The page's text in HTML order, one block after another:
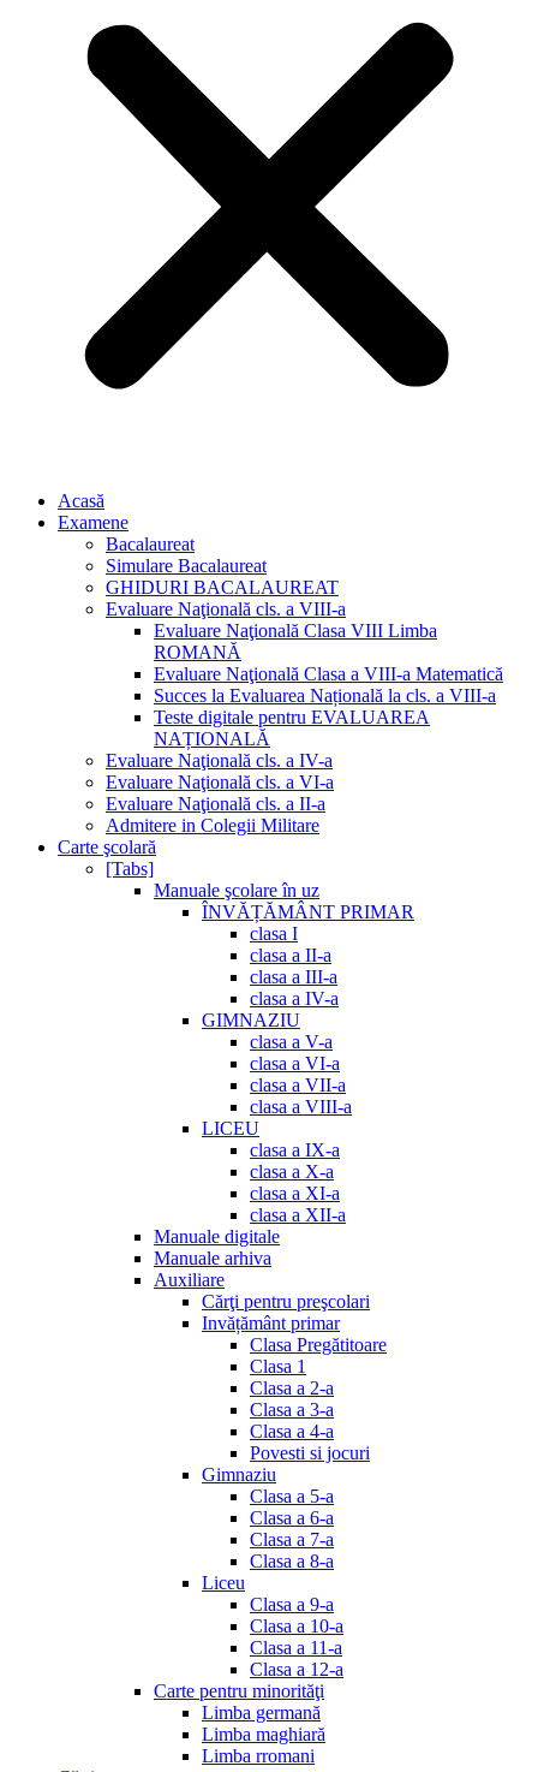
Acasă
Examene
Bacalaureat
Simulare Bacalaureat
GHIDURI BACALAUREAT
Evaluare Naţională cls. a VIII-a
Evaluare Naţională Clasa VIII Limba
ROMANĂ
Evaluare Naţională Clasa a VIII-a Matematică
Succes la Evaluarea Națională la cls. a VIII-a
Teste digitale pentru EVALUAREA
NAȚIONALĂ
Evaluare Naţională cls. a IV-a
Evaluare Naţională cls. a VI-a
Evaluare Naţională cls. a II-a
Admitere in Colegii Militare
Carte şcolară
[Tabs]
Manuale şcolare în uz
ÎNVĂȚĂMÂNT PRIMAR
clasa I
clasa a II-a
clasa a III-a
clasa a IV-a
GIMNAZIU
clasa a V-a
clasa a VI-a
clasa a VII-a
clasa a VIII-a
LICEU
clasa a IX-a
clasa a X-a
clasa a XI-a
clasa a XII-a
Manuale digitale
Manuale arhiva
Auxiliare
Cărţi pentru preşcolari
Invățământ primar
Clasa Pregătitoare
Clasa 1
Clasa a 2-a
Clasa a 3-a
Clasa a 4-a
Povesti si jocuri
Gimnaziu
Clasa a 5-a
Clasa a 6-a
Clasa a 7-a
Clasa a 8-a
Liceu
Clasa a 9-a
Clasa a 10-a
Clasa a 11-a
Clasa a 12-a
Carte pentru minorităţi
Limba germană
Limba maghiară
Limba rromani